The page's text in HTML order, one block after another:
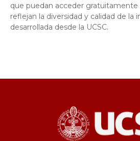
que puedan acceder gratuitamente
reflejan la diversidad y calidad de la
desarrollada desde la UCSC.